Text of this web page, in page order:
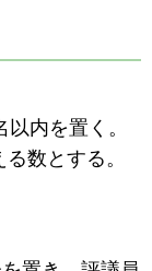
内を置く。
数とする。